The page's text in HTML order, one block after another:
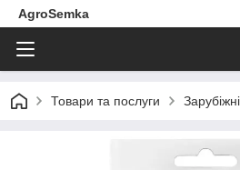
AgroSemka
Товари та послуги